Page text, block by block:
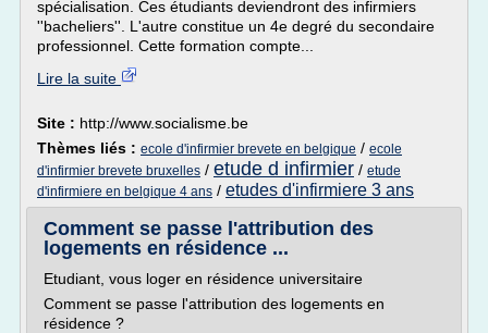
spécialisation. Ces étudiants deviendront des infirmiers
''bacheliers''. L'autre constitue un 4e degré du secondaire
professionnel. Cette formation compte...
Lire la suite
Site : http://www.socialisme.be
Thèmes liés : ecole d'infirmier brevete en belgique / ecole
d'infirmier brevete bruxelles / etude d infirmier / etude
d'infirmiere en belgique 4 ans / etudes d'infirmiere 3 ans
Comment se passe l'attribution des
logements en résidence ...
Etudiant, vous loger en résidence universitaire
Comment se passe l'attribution des logements en
résidence ?